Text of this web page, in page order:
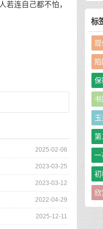
若连自己都不怕，
2025-02-06
2023-03-25
2023-03-12
2022-04-29
2025-12-11
标
现
保
书
第
一
初